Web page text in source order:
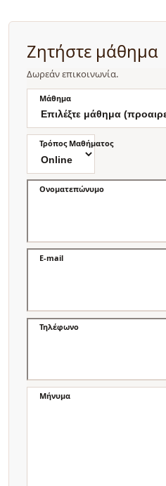
Ζητήστε μάθημα
Δωρεάν επικοινωνία.
Μάθημα
Τρόπος Μαθήματος
Ονοματεπώνυμο
E-mail
Τηλέφωνο
Μήνυμα